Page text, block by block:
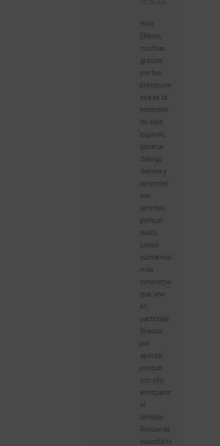
Hola
Eliécer,
muchas
gracias
por tus
precisiones,
esa es la
intención
de este
espacio,
generar
diálogo
debate y
aprender
con
ustedes,
porque
todos
juntos
sumamos
más
conocimiento
que uno
en
particular.
Gracias
por
aportar
porque
con ello
enriqueces
el
artículo.
Recuerda
suscribirte